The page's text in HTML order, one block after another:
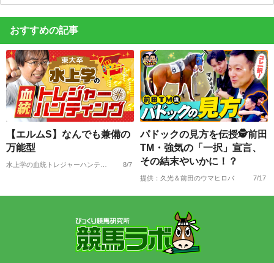
おすすめの記事
【エルムS】なんでも兼備の
万能型
8/7
パドックの見方を伝授🕵前田
TM・強気の「一択」宣言、
その結末やいかに！？
提供：久光＆前田のウマヒロバ 7/17